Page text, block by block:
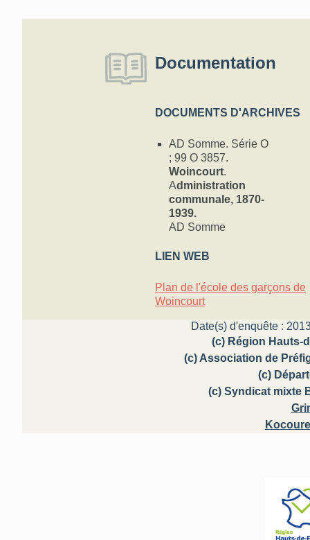
Documentation
DOCUMENTS D'ARCHIVES
AD Somme. Série O
; 99 O 3857.
Woincourt.
Administration
communale, 1870-
1939.
AD Somme
LIEN WEB
Plan de l'école des garçons de
Woincourt
Date(s) d'enquête :
(c) Région Hauts-
(c) Association de
(c)
(c) Syndicat mixte